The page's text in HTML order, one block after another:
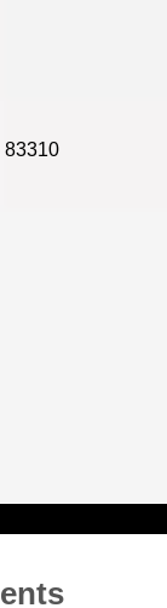
83310